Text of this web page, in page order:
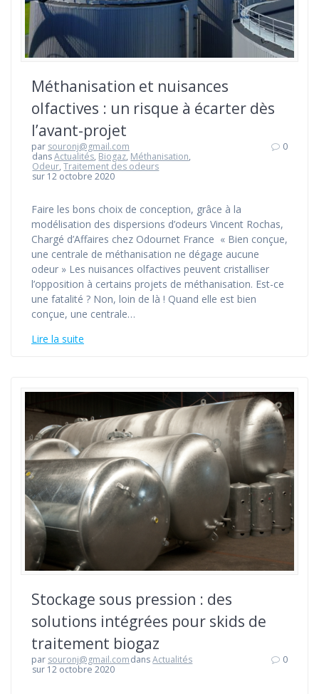
Méthanisation et nuisances
olfactives : un risque à écarter dès
l’avant-projet
par souronj@gmail.com
dansActualités, Biogaz, Méthanisation,
Odeur,Traitement des odeurs
sur 12 octobre 2020
0
Faire les bons choix de conception, grâce à la
modélisation des dispersions d’odeurs Vincent Rochas,
Chargé d’Affaires chez Odournet France « Bien conçue,
une centrale de méthanisation ne dégage aucune
odeur » Les nuisances olfactives peuvent cristalliser
l’opposition à certains projets de méthanisation. Est-ce
une fatalité ? Non, loin de là ! Quand elle est bien
conçue, une centrale…
Lire la suite
Stockage sous pression : des
solutions intégrées pour skids de
traitement biogaz
par souronj@gmail.comdansActualités
sur 12 octobre 2020
0